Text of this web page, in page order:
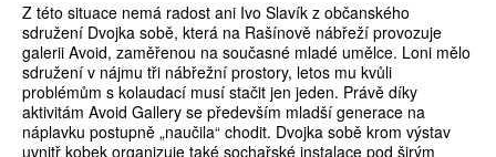
Z této situace nemá radost ani Ivo Slavík z občanského
sdružení Dvojka sobě, která na Rašínově nábřeží provozuje
galerii Avoid, zaměřenou na současné mladé umělce. Loni mělo
sdružení v nájmu tři nábřežní prostory, letos mu kvůli
problémům s kolaudací musí stačit jen jeden. Právě díky
aktivitám Avoid Gallery se především mladší generace na
náplavku postupně „naučila“ chodit. Dvojka sobě krom výstav
uvnitř kobek organizuje také sochařské instalace pod širým